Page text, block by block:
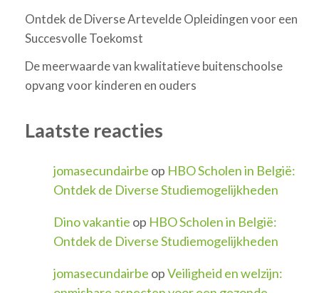
Ontdek de Diverse Artevelde Opleidingen voor een
Succesvolle Toekomst
De meerwaarde van kwalitatieve buitenschoolse
opvang voor kinderen en ouders
Laatste reacties
jomasecundairbe op HBO Scholen in België:
Ontdek de Diverse Studiemogelijkheden
Dino vakantie op HBO Scholen in België:
Ontdek de Diverse Studiemogelijkheden
jomasecundairbe opVeiligheid en welzijn: